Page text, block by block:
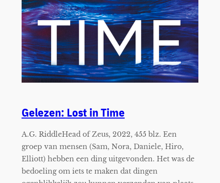
Gelezen: Lost in Time
A.G. RiddleHead of Zeus, 2022, 455 blz. Een
groep van mensen (Sam, Nora, Daniele, Hiro,
Elliott) hebben een ding uitgevonden. Het was de
bedoeling om iets te maken dat dingen